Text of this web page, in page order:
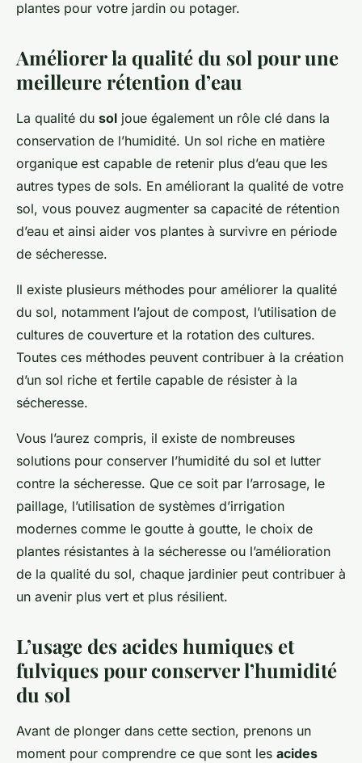
plantes pour votre jardin ou potager.
Améliorer la qualité du sol pour une
meilleure rétention d’eau
La qualité du sol joue également un rôle clé dans la
conservation de l’humidité. Un sol riche en matière
organique est capable de retenir plus d’eau que les
autres types de sols. En améliorant la qualité de votre
sol, vous pouvez augmenter sa capacité de rétention
d’eau et ainsi aider vos plantes à survivre en période
de sécheresse.
Il existe plusieurs méthodes pour améliorer la qualité
du sol, notamment l’ajout de compost, l’utilisation de
cultures de couverture et la rotation des cultures.
Toutes ces méthodes peuvent contribuer à la création
d’un sol riche et fertile capable de résister à la
sécheresse.
Vous l’aurez compris, il existe de nombreuses
solutions pour conserver l’humidité du sol et lutter
contre la sécheresse. Que ce soit par l’arrosage, le
paillage, l’utilisation de systèmes d’irrigation
modernes comme le goutte à goutte, le choix de
plantes résistantes à la sécheresse ou l’amélioration
de la qualité du sol, chaque jardinier peut contribuer à
un avenir plus vert et plus résilient.
L’usage des acides humiques et
fulviques pour conserver l’humidité
du sol
Avant de plonger dans cette section, prenons un
moment pour comprendre ce que sont les acides